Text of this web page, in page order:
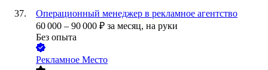
Операционный менеджер в рекламное агентство
60 000 – 90 000 ₽ за месяц, на руки
Без опыта
Рекламное Место